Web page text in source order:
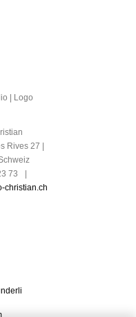
Rives 27 |
73 |
christian.ch